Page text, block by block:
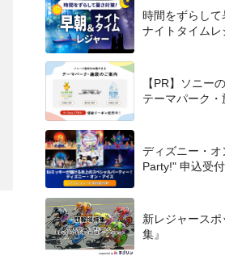
時間をずらして
ナイトタイムレ
【PR】ソニー
テーマパーク
ディズニー・
Party!" 申込受付
新レジャース
集』